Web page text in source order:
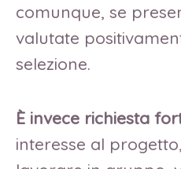
comunque, se
valutate
selezione.
È invece richiesta
interesse al